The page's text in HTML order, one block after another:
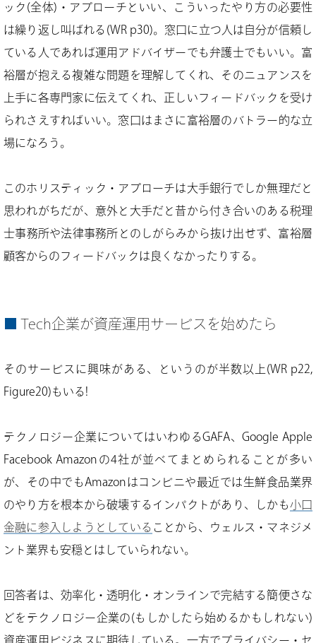
ック(全体)・アプローチといい、こういったやり方の必要性
は繰り返し叫ばれる(WR p30)。窓口に立つ人は自分が信頼し
ている人であれば運用アドバイザーでも弁護士でもいい。富
裕層が抱える複雑な問題を理解してくれ、そのニュアンスを
上手に各専門家に伝えてくれ、正しいフィードバックを受け
られさえすればいい。窓口はまさに富裕層のバトラー的な立
場になろう。
このホリスティック・アプローチは大手銀行でしか無理だと
思われがちだが、意外と大手だと昔から付き合いのある税理
士事務所や法律事務所とのしがらみから抜け出せず、富裕層
顧客からのフィードバックは良くなかったりする。
Tech企業が資産運用サービスを始めたら
そのサービスに興味がある、というのが半数以上(WR p22,
Figure20)もいる!
テクノロジー企業についてはいわゆるGAFA、Google Apple
Facebook Amazonの4社が並べてまとめられることが多い
が、その中でもAmazonはコンビニや最近では生鮮食品業界
のやり方を根本から破壊するインパクトがあり、しかも小口
金融に参入しようとしている ことから、ウェルス・マネジメ
ント業界も安穏とはしていられない。
回答者は、効率化・透明化・オンラインで完結する簡便さな
どをテクノロジー企業の(もしかしたら始めるかもしれない)
資産運用ビジネスに期待している。一方でプライバシー・セ